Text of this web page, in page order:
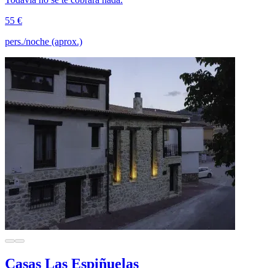
55 €
pers./noche (aprox.)
Casas Las Espiñuelas